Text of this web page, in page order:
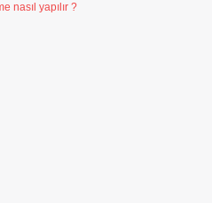
nasıl yapılır ?